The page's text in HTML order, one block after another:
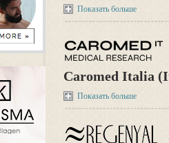
Показать больше
Caromed Italia
Показать больше